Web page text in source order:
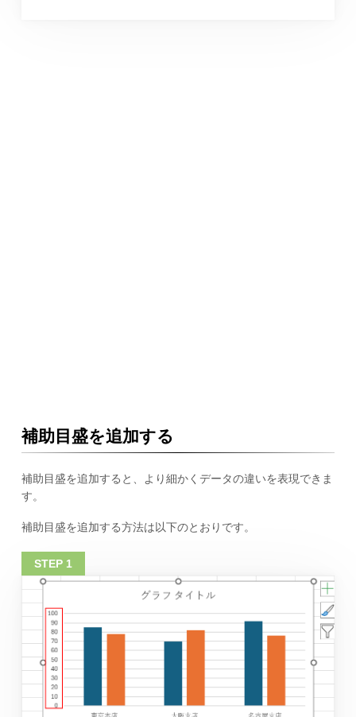
補助目盛を追加する
補助目盛を追加すると、より細かくデータの違いを表現できま
す。
補助目盛を追加する方法は以下のとおりです。